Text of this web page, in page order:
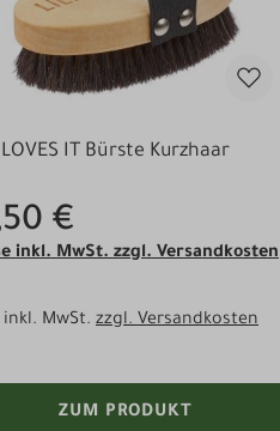
LOVES IT Bürste Kurzhaar
€
inkl. MwSt. zzgl. Versandkosten
inkl. MwSt. zzgl. Versandkosten
ZUM PRODUKT